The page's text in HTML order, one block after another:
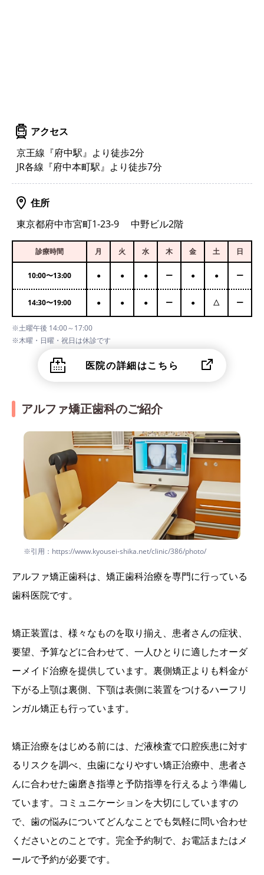
アクセス
京王線『府中駅』より徒歩2分
JR各線『府中本町駅』より徒歩7分
住所
東京都府中市宮町1-23-9 中野ビル2階
診療時間 月 火 水 木 金 土 日
10:00〜13:00 ● ● ● ー ● ● ー
14:30〜19:00 ● ● ● ー ● △ ー
※土曜午後 14:00～17:00
※木曜・日曜・祝日は休診です
医院の詳細はこちら
アルファ矯正歯科のご紹介
※引用：https://www.kyousei-shika.net/clinic/386/photo/
アルファ矯正歯科は、矯正歯科治療を専門に行っている
歯科医院です。
矯正装置は、様々なものを取り揃え、患者さんの症状、
要望、予算などに合わせて、一人ひとりに適したオーダ
ーメイド治療を提供しています。裏側矯正よりも料金が
下がる上顎は裏側、下顎は表側に装置をつけるハーフリ
ンガル矯正も行っています。
矯正治療をはじめる前には、だ液検査で口腔疾患に対す
るリスクを調べ、虫歯になりやすい矯正治療中、患者さ
んに合わせた歯磨き指導と予防指導を行えるよう準備し
ています。コミュニケーションを大切にしていますの
で、歯の悩みについてどんなことでも気軽に問い合わせ
くださいとのことです。完全予約制で、お電話またはメ
ールで予約が必要です。